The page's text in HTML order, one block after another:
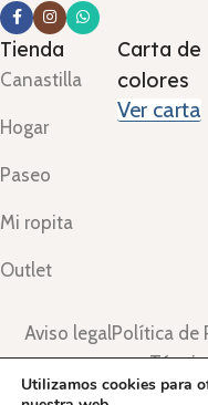
Tienda
Canastilla
Hogar
Paseo
Mi ropita
Outlet
Carta de
colores
Ver carta
Aviso legalPolítica de
Utilizamos cookies para